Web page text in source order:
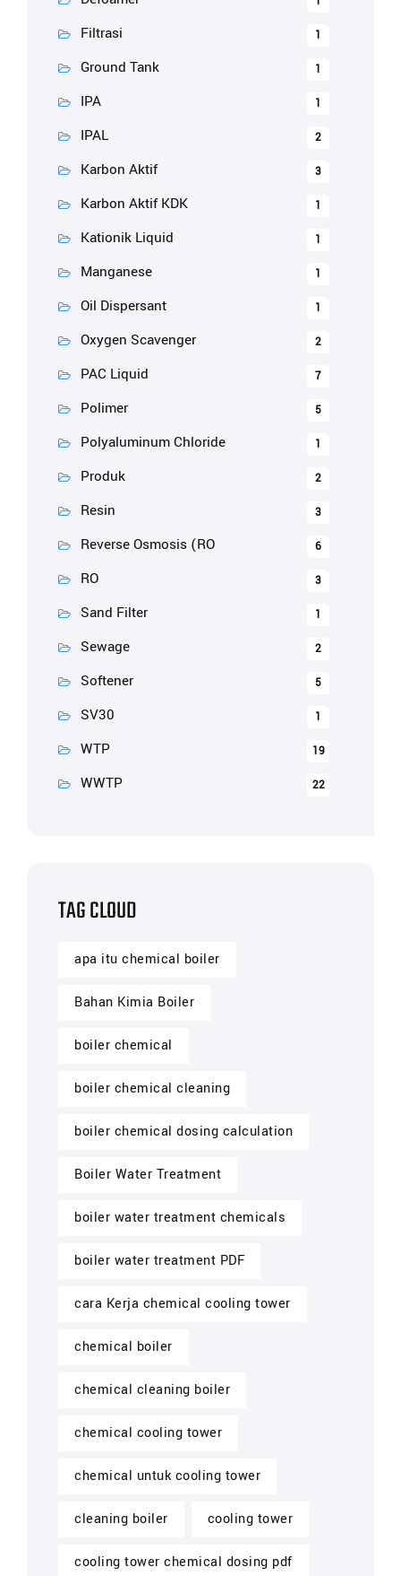
Filtrasi 1
Ground Tank 1
IPA 1
IPAL 2
Karbon Aktif 3
Karbon Aktif KDK 1
Kationik Liquid 1
Manganese 1
Oil Dispersant 1
Oxygen Scavenger 2
PAC Liquid 7
Polimer 5
Polyaluminum Chloride 1
Produk 2
Resin 3
Reverse Osmosis (RO 6
RO 3
Sand Filter 1
Sewage 2
Softener 5
SV30 1
WTP 19
WWTP 22
TAG CLOUD
apa itu chemical boiler
Bahan Kimia Boiler
boiler chemical
boiler chemical cleaning
boiler chemical dosing calculation
Boiler Water Treatment
boiler water treatment chemicals
boiler water treatment PDF
cara Kerja chemical cooling tower
chemical boiler
chemical cleaning boiler
chemical cooling tower
chemical untuk cooling tower
cleaning boiler cooling tower
cooling tower chemical dosing pdf